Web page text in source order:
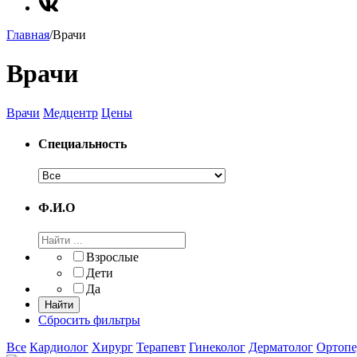
Главная/Врачи
Врачи
Врачи Медцентр Цены
Специальность
Ф.И.О
Взрослые
Дети
Да
Сбросить фильтры
Все Кардиолог Хирург Терапевт Гинеколог Дерматолог